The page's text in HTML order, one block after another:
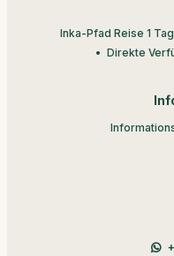
Inka-Pfad Reise 1 Tag
Direkte